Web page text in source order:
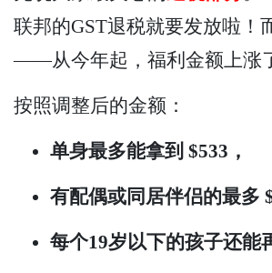
联邦的GST退税就要发放啦！
——从今年起，福利金额上涨
按照调整后的金额：
单身最多能拿到 $533，
有配偶或同居伴侣的最多
每个19岁以下的孩子还能